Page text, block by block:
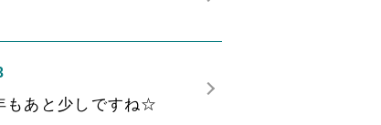
もあと少しですね☆